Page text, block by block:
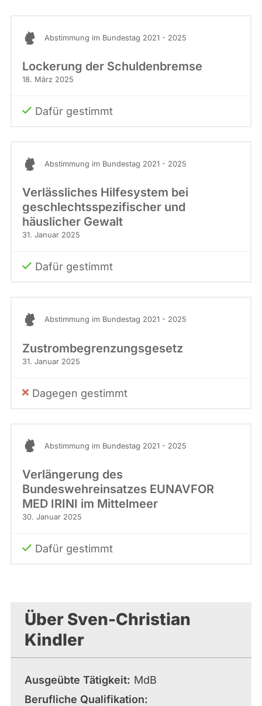
Abstimmung im Bundestag 2021 - 2025
Lockerung der Schuldenbremse
18. März 2025
Dafür gestimmt
Abstimmung im Bundestag 2021 - 2025
Verlässliches Hilfesystem bei
geschlechtsspezifischer und
häuslicher Gewalt
31. Januar 2025
Dafür gestimmt
Abstimmung im Bundestag 2021 - 2025
Zustrombegrenzungsgesetz
31. Januar 2025
Dagegen gestimmt
Abstimmung im Bundestag 2021 - 2025
Verlängerung des
Bundeswehreinsatzes EUNAVFOR
MED IRINI im Mittelmeer
30. Januar 2025
Dafür gestimmt
Über Sven-Christian
Kindler
Ausgeübte Tätigkeit
MdB
Berufliche Qualifikation